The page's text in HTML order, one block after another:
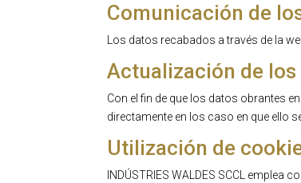
Comunicación de
Los datos recabados a través de la
Actualización de los
Con el fin de que los datos obrantes
directamente en los caso en que ello
Utilización de
INDÚSTRIES WALDES SCCL